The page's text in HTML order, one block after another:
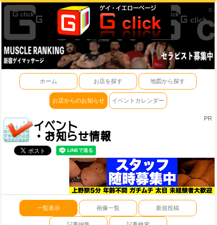
ホーム お店を探す 地図から探す
お店からのお知らせ イベントカレンダー
PR
一覧表示 画像一覧 新規投稿